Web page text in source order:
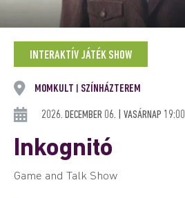
INTERAKTÍV JÁTÉK SHOW
MOMKULT SZÍNHÁZTEREM
2026. DECEMBER 06. | VASÁRNAP 19:00
Inkognitó
Game and Talk Show